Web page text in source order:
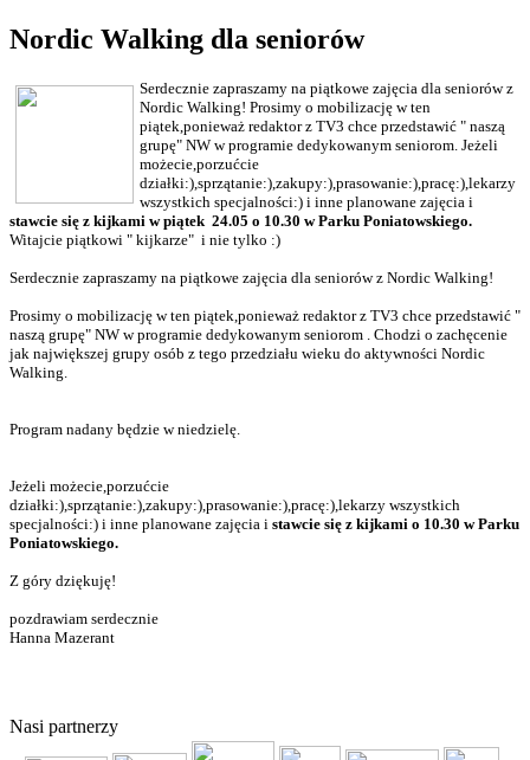
Nordic Walking dla seniorów
Serdecznie zapraszamy na piątkowe zajęcia dla seniorów z
Nordic Walking! Prosimy o mobilizację w ten
piątek,ponieważ redaktor z TV3 chce przedstawić " naszą
grupę" NW w programie dedykowanym seniorom. Jeżeli
możecie,porzućcie
działki:),sprzątanie:),zakupy:),prasowanie:),pracę:),lekarzy
wszystkich specjalności:) i inne planowane zajęcia i
stawcie się z kijkami w piątek 24.05 o 10.30 w Parku Poniatowskiego.
Witajcie piątkowi " kijkarze" i nie tylko :)
Serdecznie zapraszamy na piątkowe zajęcia dla seniorów z Nordic Walking!
Prosimy o mobilizację w ten piątek,ponieważ redaktor z TV3 chce przedstawić "
naszą grupę" NW w programie dedykowanym seniorom . Chodzi o zachęcenie
jak największej grupy osób z tego przedziału wieku do aktywności Nordic
Walking.
Program nadany będzie w niedzielę.
Jeżeli możecie,porzućcie
działki:),sprzątanie:),zakupy:),prasowanie:),pracę:),lekarzy wszystkich
specjalności:) i inne planowane zajęcia i stawcie się z kijkami o 10.30 w Parku
Poniatowskiego.
Z góry dziękuję!
pozdrawiam serdecznie
Hanna Mazerant
Nasi partnerzy